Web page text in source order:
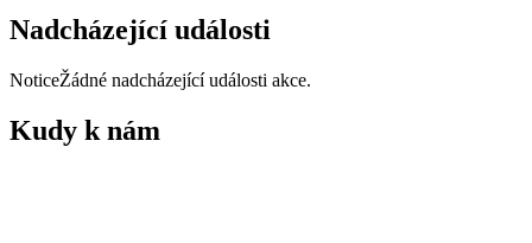
Nadcházející události
NoticeŽádné nadcházející události akce.
Kudy k nám